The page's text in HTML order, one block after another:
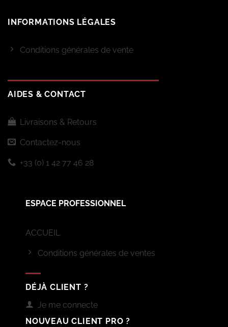
INFORMATIONS LÉGALES
Conditions générales de vente
AIDES & CONTACT
Livraisons & Retours
Contactez-nous
+33 (0) 1 42 77 46 28
ESPACE PROFESSIONNEL
ACCUEIL
Conditions générales de ventes
DÉJÀ CLIENT ?
Je me connecte
NOUVEAU CLIENT PRO ?